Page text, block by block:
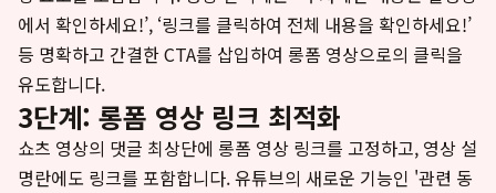
에서 확인하세요!’, ‘링크를 클릭하여 전체 내용을 확인하세요!’
등 명확하고 간결한 CTA를 삽입하여 롱폼 영상으로의 클릭을
유도합니다.
3단계: 롱폼 영상 링크 최적화
쇼츠 영상의 댓글 최상단에 롱폼 영상 링크를 고정하고, 영상 설
명란에도 링크를 포함합니다. 유튜브의 새로운 기능인 '관련 동